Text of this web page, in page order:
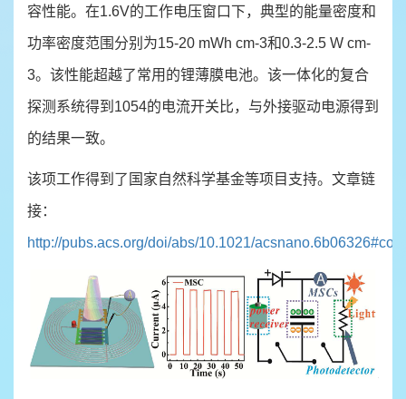
容性能。在1.6V的工作电压窗口下，典型的能量密度和
功率密度范围分别为15-20 mWh cm-3和0.3-2.5 W cm-
3。该性能超越了常用的锂薄膜电池。该一体化的复合
探测系统得到1054的电流开关比，与外接驱动电源得到
的结果一致。
该项工作得到了国家自然科学基金等项目支持。文章链
接：
http://pubs.acs.org/doi/abs/10.1021/acsnano.6b06326#cor2